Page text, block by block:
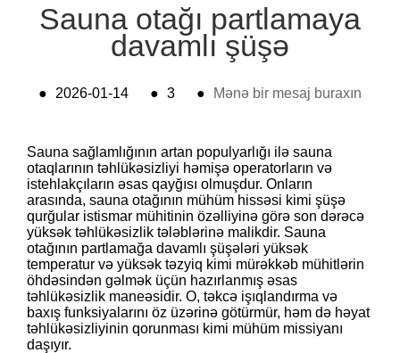
Sauna otağı partlamaya
davamlı şüşə
● 2026-01-14 ● 3 ● Mənə bir mesaj buraxın
Sauna sağlamlığının artan populyarlığı ilə sauna
otaqlarının təhlükəsizliyi həmişə operatorların və
istehlakçıların əsas qayğısı olmuşdur. Onların
arasında, sauna otağının mühüm hissəsi kimi şüşə
qurğular istismar mühitinin özəlliyinə görə son dərəcə
yüksək təhlükəsizlik tələblərinə malikdir. Sauna
otağının partlamağa davamlı şüşələri yüksək
temperatur və yüksək təzyiq kimi mürəkkəb mühitlərin
öhdəsindən gəlmək üçün hazırlanmış əsas
təhlükəsizlik maneəsidir. O, təkcə işıqlandırma və
baxış funksiyalarını öz üzərinə götürmür, həm də həyat
təhlükəsizliyinin qorunması kimi mühüm missiyanı
daşıyır.